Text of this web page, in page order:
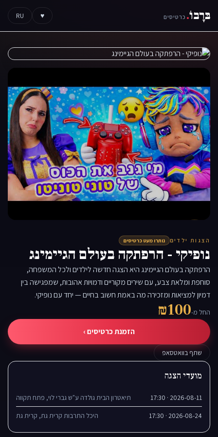
בּרָבוֹ. כרטיסים ♥
RU
▶
הצגות ילדים נותרו מעט כרטיסים
נופיקי - הרפתקה בעולם הגיימינג
הרפתקה בעולם הגיימינג היא הצגה חדשה לילדים ולכל המשפחה,
סוחפת ומלאת צבע, עם שירים מקוריים ודמויות אהובות, שמפגישה בין
דמיון למציאות ומזכירה מה באמת חשוב בחיים — יחד עם נופיקי.
החל מ-₪100
הזמנת כרטיסים ›
שתף בוואטסאפ
מועדי הצגה
2026-08-11 · 17:30 תיאטרון הבית גולדה ע"ש גברי לוי, פתח תקווה
2026-08-24 · 17:30 היכל התרבות קרית גת, קרית גת